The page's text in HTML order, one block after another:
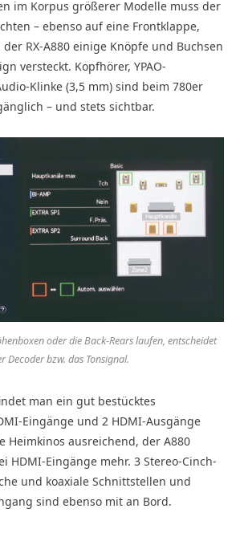
im Korpus größerer Modelle muss der
– ebenso auf eine Frontklappe,
RX-A880 einige Knöpfe und Buchsen
versteckt. Kopfhörer, YPAO-
Klinke (3,5 mm) sind beim 780er
– und stets sichtbar.
oder die Back-Rears laufen, entscheidet
Decoder bzw. das Tonsignal.
man ein gut bestücktes
Eingänge und 2 HDMI-Ausgänge
ausreichend, der A880
HDMI-Eingänge mehr. 3 Stereo-Cinch-
und koaxiale Schnittstellen und
sind ebenso mit an Bord.